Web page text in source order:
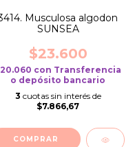
Musculosa algodon
SUNSEA
$23.600
con Transferencia
o depósito bancario
3 cuotas sin interés de
$7.866,67
COMPRAR